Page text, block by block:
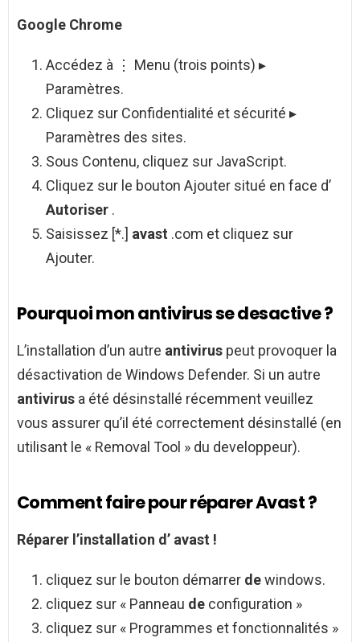
Google Chrome
Accédez à ⋮ Menu (trois points) ▸
Paramètres.
Cliquez sur Confidentialité et sécurité ▸
Paramètres des sites.
Sous Contenu, cliquez sur JavaScript.
Cliquez sur le bouton Ajouter situé en face d’
Autoriser .
Saisissez [*.] avast .com et cliquez sur
Ajouter.
Pourquoi mon antivirus se desactive ?
L’installation d’un autre antivirus peut provoquer la
désactivation de Windows Defender. Si un autre
antivirus a été désinstallé récemment veuillez
vous assurer qu’il été correctement désinstallé (en
utilisant le « Removal Tool » du developpeur).
Comment faire pour réparer Avast ?
Réparer l’installation d’ avast !
cliquez sur le bouton démarrer dewindows.
cliquez sur « Panneau de configuration »
cliquez sur « Programmes et fonctionnalités »